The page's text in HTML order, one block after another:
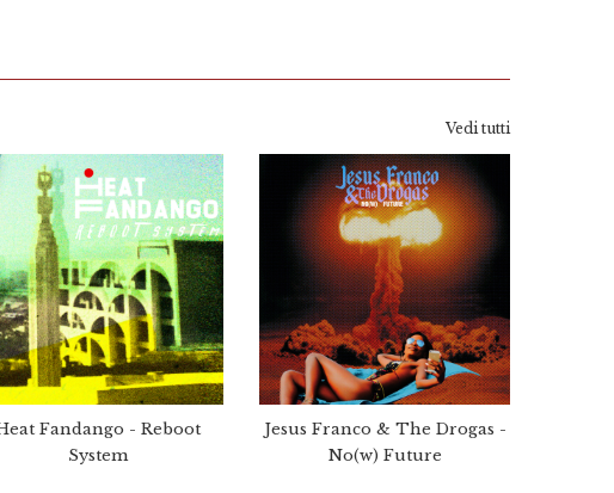
Vedi tutti
Fandango - Reboot
System
Jesus Franco & The Drogas -
No(w) Future